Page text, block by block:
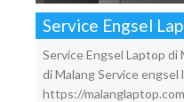
Service Engsel
Service Engsel Laptop di
di Malang Service engsel
https://